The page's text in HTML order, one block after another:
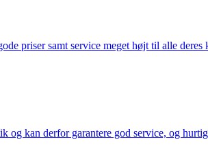
priser samt service meget højt til alle deres
kan derfor garantere god service, og